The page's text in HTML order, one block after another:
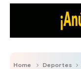
Home Deportes